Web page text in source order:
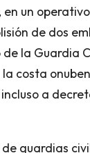
en un
de dos
la Guardia
costa
a
guardias